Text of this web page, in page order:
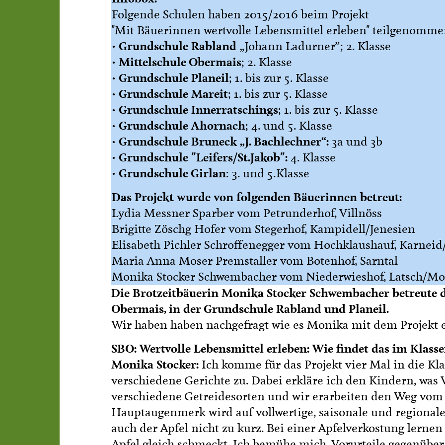
Folgende Schulen haben 2015/2016 beim Projekt
"Mit Bäuerinnen wertvolle Lebensmittel erleben"
• Grundschule Rabland„Johann Ladurner”; 2. Klasse
• Mittelschule Obermais; 2. Klasse
• Grundschule Planeil; 1. bis zur 5. Klasse
• Grundschule Mareit; 1. bis zur 5. Klasse
• Grundschule Innerratschings; 1. bis zur 5. Klasse
• Grundschule Ahornach; 4. und 5. Klasse
• Grundschule Bruneck „J. Bachlechner“:3a und 3b
• Grundschule "Leifers/St.Jakob":4. Klasse
• Grundschule Girlan: 3. und 5.Klasse
Das Projekt wurde von folgenden Bäuerinnen betreut:
Lydia Messner Sparber vom Petrunderhof, Villnöss
Brigitte Zöschg Hofer vom Stegerhof, Kampidell/Jenesien
Elisabeth Pichler Schroffenegger vom Hochklaushauf,
Maria Anna Moser Premstaller vom Botenhof, Sarntal
Monika Stocker Schwembacher vom Niederwieshof, Latsch/
Die Brotzeitbäuerin Monika Stocker Schwembacher
Obermais, in der Grundschule Rabland und Planeil.
Wir haben haben nachgefragt wie es Monika mit dem Projekt
SBO: Wertvolle Lebensmittel erleben: Wie findet das im
Monika Stocker:Ich komme für das Projekt vier Mal in die
verschiedene Gerichte zu. Dabei erkläre ich den Kindern, was
verschiedene Getreidesorten und wir erarbeiten den Weg
Hauptaugenmerk wird auf vollwertige, saisonale und
auch der Apfel nicht zu kurz. Bei einer Apfelverkostung